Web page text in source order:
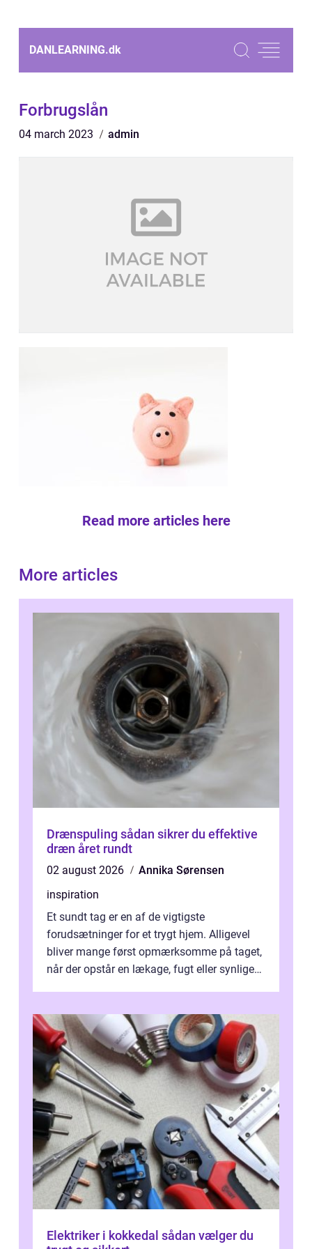
DANLEARNING.dk
Forbrugslån
04 march 2023 admin
Read more articles here
More articles
Drænspuling sådan sikrer du effektive
dræn året rundt
02 august 2026
Annika Sørensen
inspiration
Et sundt tag er en af de vigtigste
forudsætninger for et trygt hjem. Alligevel
bliver mange først opmærksomme på taget,
når der opstår en lækage, fugt eller synlige
Elektriker i kokkedal sådan vælger du